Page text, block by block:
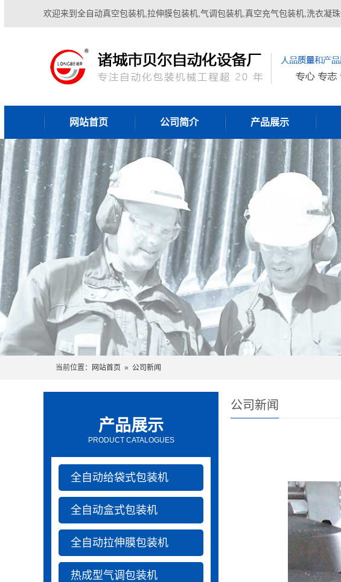
欢迎来到全自动真空包装机,拉伸膜包装机,气调包装机,真空充气包装机,洗衣凝
网站首页 公司简介 产品展示
当前位置： 网站首页 » 公司新闻
产品展示
PRODUCT CATALOGUES
全自动给袋式包装机
全自动盒式包装机
全自动拉伸膜包装机
热成型气调包装机
公司新闻